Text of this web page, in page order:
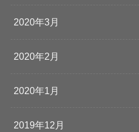
2020年3月
2020年2月
2020年1月
2019年12月